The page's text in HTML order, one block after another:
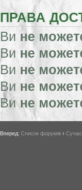
ПРАВА
Ви не
Ви не
Вине
Ви не
Вине
Вперед: Список форумів ›